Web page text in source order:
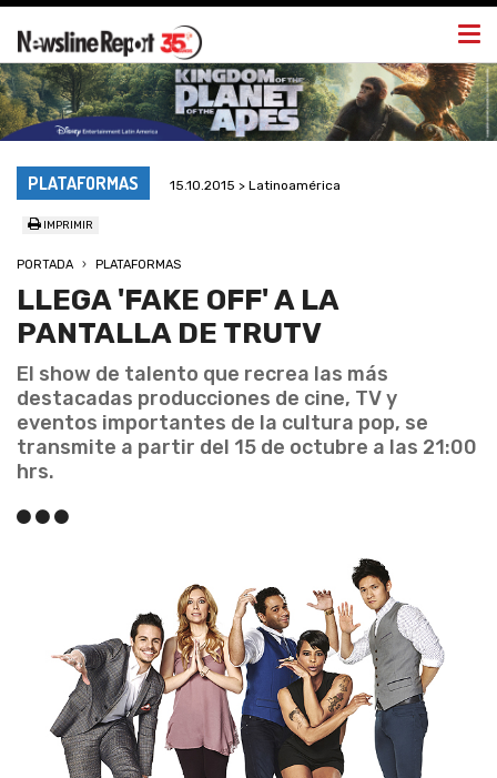
PLATAFORMAS 15.10.2015 > Latinoamérica
IMPRIMIR
PORTADA PLATAFORMAS
LLEGA 'FAKE OFF' A LA
PANTALLA DE TRUTV
El show de talento que recrea las más
destacadas producciones de cine, TV y
eventos importantes de la cultura pop, se
transmite a partir del 15 de octubre a las 21:00
hrs.